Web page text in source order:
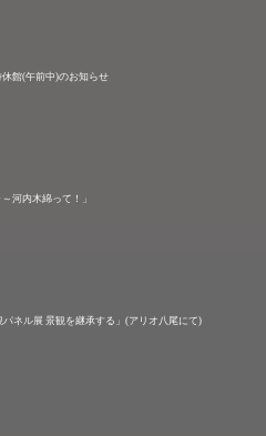
館(午前中)のお知らせ
河内木綿って！」
ネル展 景観を継承する」(アリオ八尾にて)